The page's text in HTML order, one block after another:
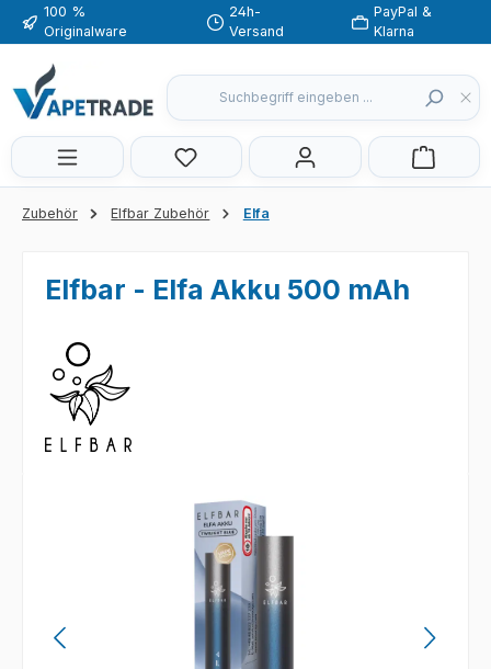
Zum Hauptinhalt springen
100 %
Originalware
24h-
Versand
PayPal &
Klarna
Du hast 0 Produkte auf dem
Zubehör Elfbar Zubehör Elfa
Elfbar - Elfa Akku 500 mAh
Bildergalerie überspringen